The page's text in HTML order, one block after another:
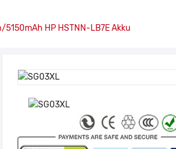
5150mAh HP HSTNN-LB7E Akku